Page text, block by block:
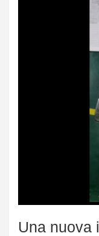
Una nuova